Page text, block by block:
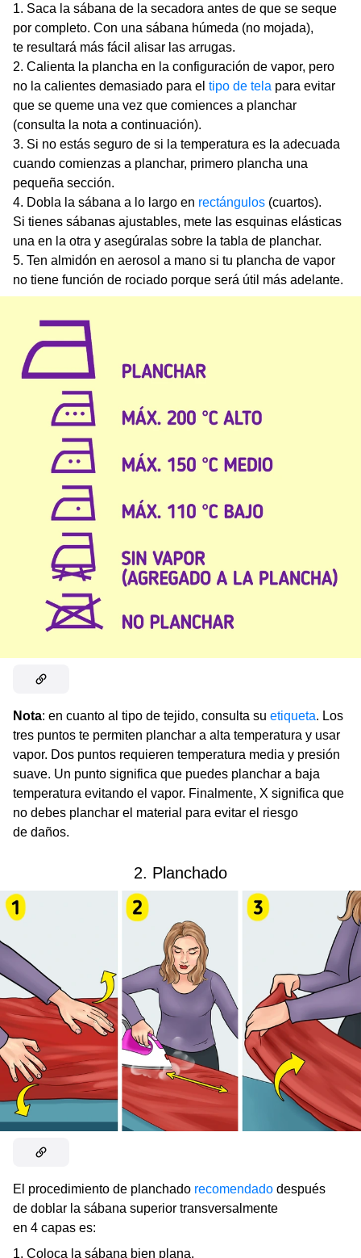
Saca la sábana de la secadora antes de que se seque
por completo. Con una sábana húmeda (no mojada),
te resultará más fácil alisar las arrugas.
Calienta la plancha en la configuración de vapor, pero
no la calientes demasiado para el tipo de tela para evitar
que se queme una vez que comiences a planchar
(consulta la nota a continuación).
Si no estás seguro de si la temperatura es la adecuada
cuando comienzas a planchar, primero plancha una
pequeña sección.
Dobla la sábana a lo largo en rectángulos (cuartos).
Si tienes sábanas ajustables, mete las esquinas elásticas
una en la otra y asegúralas sobre la tabla de planchar.
Ten almidón en aerosol a mano si tu plancha de vapor
no tiene función de rociado porque será útil más adelante.
Nota: en cuanto al tipo de tejido, consulta su etiqueta. Los
tres puntos te permiten planchar a alta temperatura y usar
vapor. Dos puntos requieren temperatura media y presión
suave. Un punto significa que puedes planchar a baja
temperatura evitando el vapor. Finalmente, X significa que
no debes planchar el material para evitar el riesgo
de daños.
2. Planchado
El procedimiento de planchado recomendado después
de doblar la sábana superior transversalmente
en 4 capas es:
Coloca la sábana bien plana.